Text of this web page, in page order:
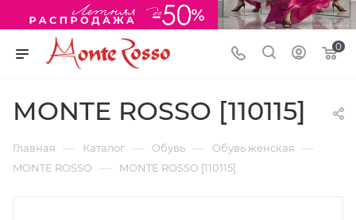
0
MONTE ROSSO [110115]
Главная — Каталог — Обувь — Обувь женская —
MONTE ROSSO — MONTE ROSSO [110115]